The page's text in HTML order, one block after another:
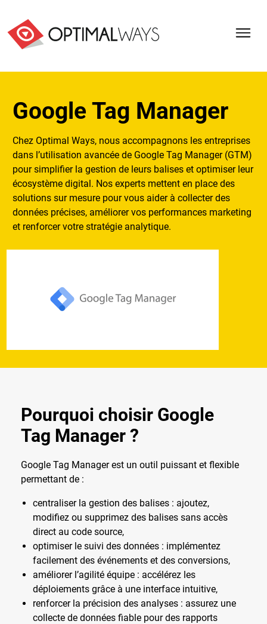
Google Tag Manager
Chez Optimal Ways, nous accompagnons les entreprises
dans l’utilisation avancée de Google Tag Manager (GTM)
pour simplifier la gestion de leurs balises et optimiser leur
écosystème digital. Nos experts mettent en place des
solutions sur mesure pour vous aider à collecter des
données précises, améliorer vos performances marketing
et renforcer votre stratégie analytique.
Pourquoi choisir Google
Tag Manager ?
Google Tag Manager est un outil puissant et flexible
permettant de :
centraliser la gestion des balises : ajoutez,
modifiez ou supprimez des balises sans accès
direct au code source,
optimiser le suivi des données : implémentez
facilement des événements et des conversions,
améliorer l’agilité équipe : accélérez les
déploiements grâce à une interface intuitive,
renforcer la précision des analyses : assurez une
collecte de données fiable pour des rapports